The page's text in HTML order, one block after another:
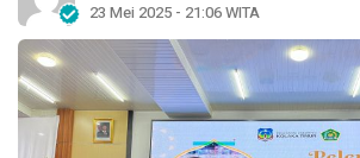
23 Mei 2025 - 21:06 WITA